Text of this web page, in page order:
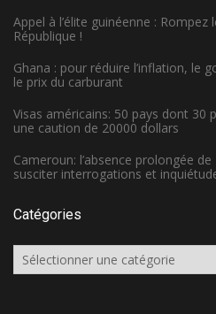
Appel à l’élite guinéenne : Rompez
République !
Ghana : pour réduire l’inflation, le
le prix du carburant
Visas américains: 50 pays dont 30
une caution de 20000 dollars
Cameroun: l’absence prolongée
susciter interrogations et
Catégories
Catégories